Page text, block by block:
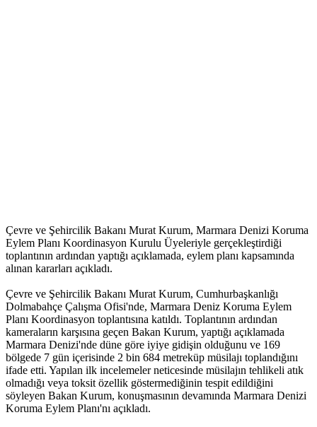
Çevre ve Şehircilik Bakanı Murat Kurum, Marmara Denizi Koruma
Eylem Planı Koordinasyon Kurulu Üyeleriyle gerçekleştirdiği
toplantının ardından yaptığı açıklamada, eylem planı kapsamında
alınan kararları açıkladı.
Çevre ve Şehircilik Bakanı Murat Kurum, Cumhurbaşkanlığı
Dolmabahçe Çalışma Ofisi'nde, Marmara Deniz Koruma Eylem
Planı Koordinasyon toplantısına katıldı. Toplantının ardından
kameraların karşısına geçen Bakan Kurum, yaptığı açıklamada
Marmara Denizi'nde düne göre iyiye gidişin olduğunu ve 169
bölgede 7 gün içerisinde 2 bin 684 metreküp müsilajı toplandığını
ifade etti. Yapılan ilk incelemeler neticesinde müsilajın tehlikeli atık
olmadığı veya toksit özellik göstermediğinin tespit edildiğini
söyleyen Bakan Kurum, konuşmasının devamında Marmara Denizi
Koruma Eylem Planı'nı açıkladı.